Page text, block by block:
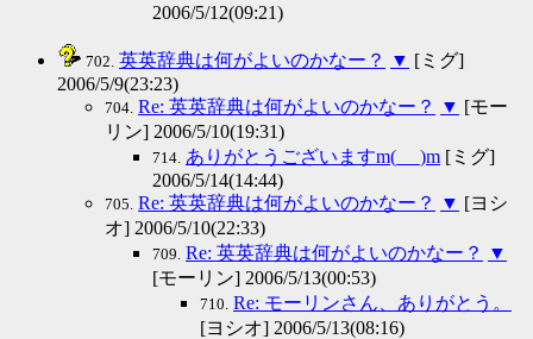
2006/5/12(09:21)
702. 英英辞典は何がよいのかなー？ ▼ [ミグ]
2006/5/9(23:23)
704. Re: 英英辞典は何がよいのかなー？ ▼ [モー
リン] 2006/5/10(19:31)
714. ありがとうございますm(_ _)m [ミグ]
2006/5/14(14:44)
705. Re: 英英辞典は何がよいのかなー？ ▼ [ヨシ
オ] 2006/5/10(22:33)
709. Re: 英英辞典は何がよいのかなー？
▼
[モーリン] 2006/5/13(00:53)
710. Re: モーリンさん、ありがとう。
[ヨシオ] 2006/5/13(08:16)